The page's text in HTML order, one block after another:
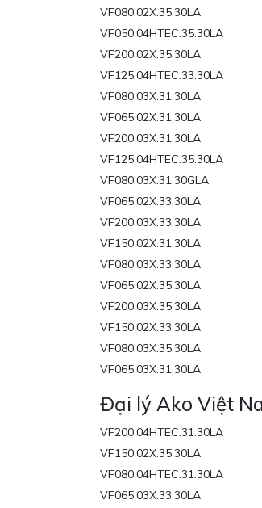
VF080.02X.35.30LA
VF050.04HTEC.35.30LA
VF200.02X.35.30LA
VF125.04HTEC.33.30LA
VF080.03X.31.30LA
VF065.02X.31.30LA
VF200.03X.31.30LA
VF125.04HTEC.35.30LA
VF080.03X.31.30GLA
VF065.02X.33.30LA
VF200.03X.33.30LA
VF150.02X.31.30LA
VF080.03X.33.30LA
VF065.02X.35.30LA
VF200.03X.35.30LA
VF150.02X.33.30LA
VF080.03X.35.30LA
VF065.03X.31.30LA
Đại lý Ako Việt
VF200.04HTEC.31.30LA
VF150.02X.35.30LA
VF080.04HTEC.31.30LA
VF065.03X.33.30LA